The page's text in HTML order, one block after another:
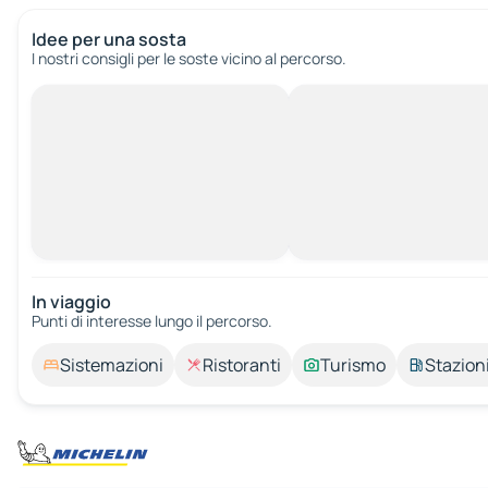
Idee per una sosta
I nostri consigli per le soste vicino al percorso.
In viaggio
Punti di interesse lungo il percorso.
Sistemazioni Ristoranti Turismo